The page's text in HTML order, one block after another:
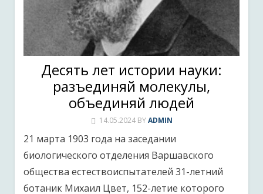
Десять лет истории науки:
разъединяй молекулы,
объединяй людей
14.05.2024 BY ADMIN
21 марта 1903 года на заседании
биологического отделения Варшавского
общества естествоиспытателей 31-летний
ботаник Михаил Цвет, 152-летие которого